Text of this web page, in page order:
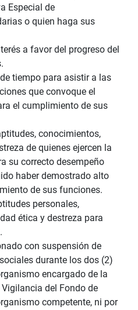
Especial de
o quien haga sus
a favor del progreso del
tiempo para asistir a las
que convoque el
el cumplimiento de sus
conocimientos,
de quienes ejercen la
su correcto desempeño
haber demostrado alto
de sus funciones.
personales,
ética y destreza para
con suspensión de
durante los dos (2)
encargado de la
Vigilancia del Fondo de
competente, ni por